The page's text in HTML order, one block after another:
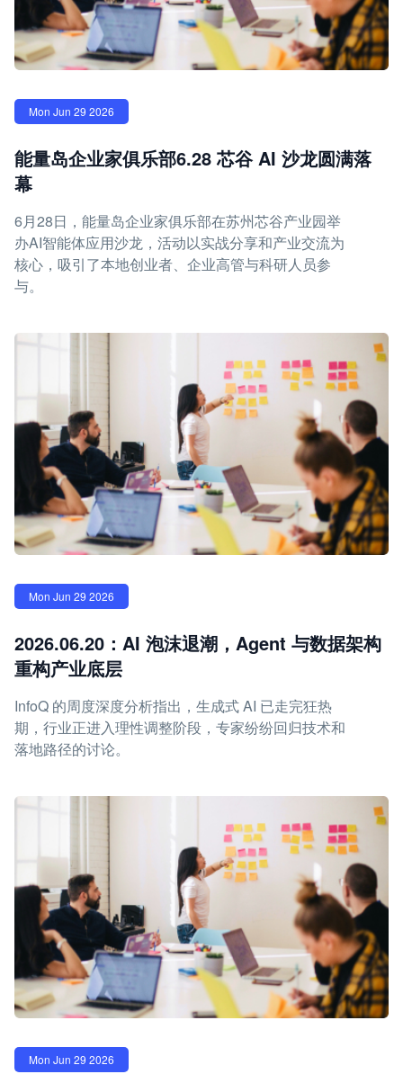
Mon Jun 29 2026
能量岛企业家俱乐部6.28 芯谷 AI 沙龙圆满落
幕
6月28日，能量岛企业家俱乐部在苏州芯谷产业园举
办AI智能体应用沙龙，活动以实战分享和产业交流为
核心，吸引了本地创业者、企业高管与科研人员参
与。
Mon Jun 29 2026
2026.06.20：AI 泡沫退潮，Agent 与数据架构
重构产业底层
InfoQ 的周度深度分析指出，生成式 AI 已走完狂热
期，行业正进入理性调整阶段，专家纷纷回归技术和
落地路径的讨论。
Mon Jun 29 2026